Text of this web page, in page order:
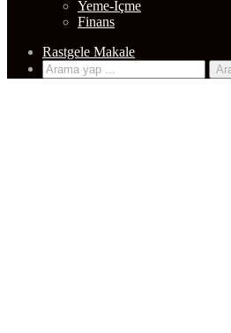
Rastgele Makale